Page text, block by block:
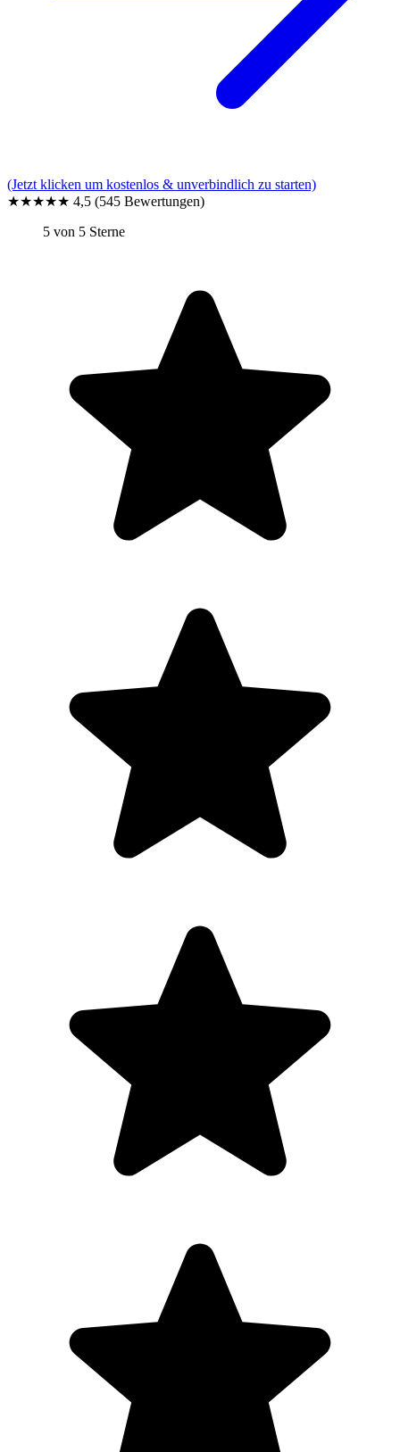
(Jetzt klicken um kostenlos & unverbindlich zu starten)
★★★★★ 4,5 (545 Bewertungen)
5 von 5 Sterne